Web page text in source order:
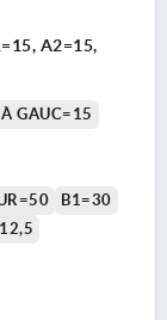
À GAUC=15
B1=30